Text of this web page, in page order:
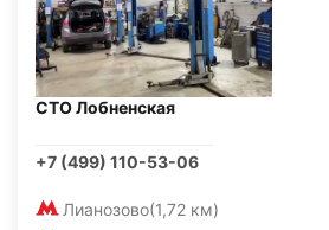
СТО Лобненская
+7 (499) 110-53-06
Лианозово(1,72 км)